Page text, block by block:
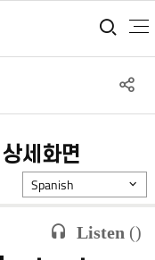
통
세화면
Listen ()
Spanish